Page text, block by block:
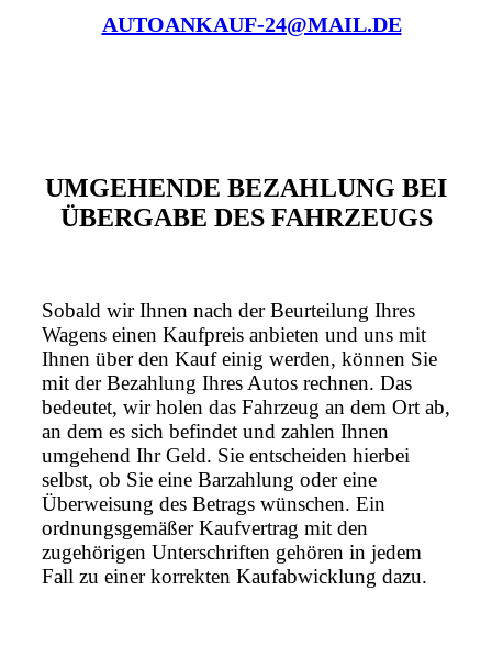
AUTOANKAUF-24@MAIL.DE
UMGEHENDE BEZAHLUNG BEI
ÜBERGABE DES FAHRZEUGS
Sobald wir Ihnen nach der Beurteilung Ihres
Wagens einen Kaufpreis anbieten und uns mit
Ihnen über den Kauf einig werden, können Sie
mit der Bezahlung Ihres Autos rechnen. Das
bedeutet, wir holen das Fahrzeug an dem Ort ab,
an dem es sich befindet und zahlen Ihnen
umgehend Ihr Geld. Sie entscheiden hierbei
selbst, ob Sie eine Barzahlung oder eine
Überweisung des Betrags wünschen. Ein
ordnungsgemäßer Kaufvertrag mit den
zugehörigen Unterschriften gehören in jedem
Fall zu einer korrekten Kaufabwicklung dazu.